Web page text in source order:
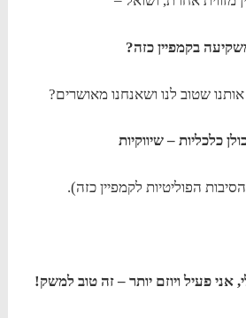
בקמפיין כזה?
שטוב לנו ושאנחנו מאושרים?
הפוליטיות לקמפיין כזה).
אני פעיל ויוזם יותר – זה טוב למשק!